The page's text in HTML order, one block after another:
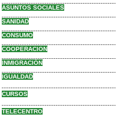
ASUNTOS SOCIALES
SANIDAD
CONSUMO
COOPERACION
INMIGRACIÓN
IGUALDAD
CURSOS
TELECENTRO